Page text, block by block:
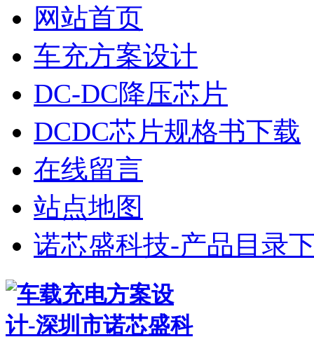
网站首页
车充方案设计
DC-DC降压芯片
DCDC芯片规格书下载
在线留言
站点地图
诺芯盛科技-产品目录